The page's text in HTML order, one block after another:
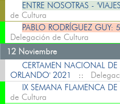
ENTRE NOSOTRAS -
de Cultura
PABLO RODRÍGUEZ
Delegación de Cultura
12 Noviembre
CERTAMEN NACIONAL DE
ORLANDO' 2021
::
IX SEMANA FLAMENCA
de Cultura